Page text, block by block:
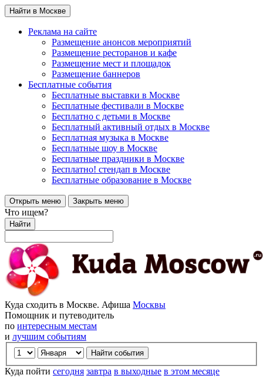
Найти в Москве
Реклама на сайте
Размещение анонсов мероприятий
Размещение ресторанов и кафе
Размещение мест и площадок
Размещение баннеров
Бесплатные события
Бесплатные выставки в Москве
Бесплатные фестивали в Москве
Бесплатно с детьми в Москве
Бесплатный активный отдых в Москве
Бесплатная музыка в Москве
Бесплатные шоу в Москве
Бесплатные праздники в Москве
Бесплатно! стендап в Москве
Бесплатные образование в Москве
Открыть меню Закрыть меню
Что ищем?
Найти
Куда сходить в Москве. Афиша Москвы
Помощник и путеводитель
по интересным местам
и лучшим событиям
Куда пойти сегодня завтра в выходные в этом месяце